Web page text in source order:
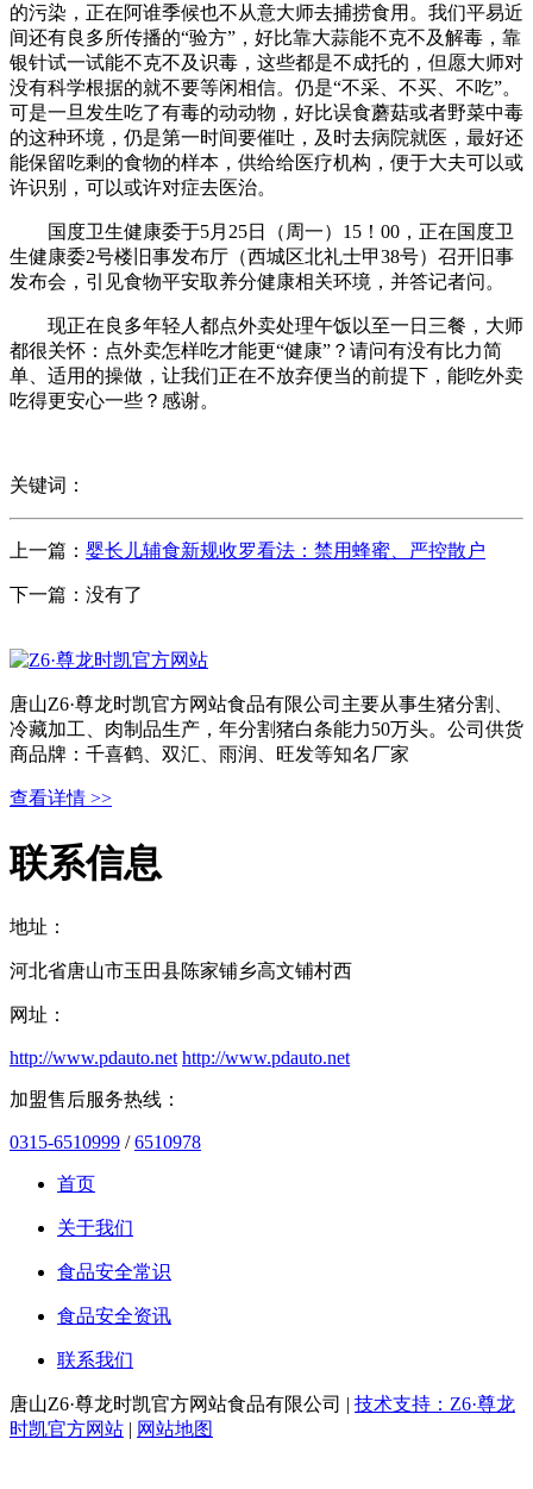
的污染，正在阿谁季候也不从意大师去捕捞食用。我们平易近
间还有良多所传播的“验方”，好比靠大蒜能不克不及解毒，靠
银针试一试能不克不及识毒，这些都是不成托的，但愿大师对
没有科学根据的就不要等闲相信。仍是“不采、不买、不吃”。
可是一旦发生吃了有毒的动动物，好比误食蘑菇或者野菜中毒
的这种环境，仍是第一时间要催吐，及时去病院就医，最好还
能保留吃剩的食物的样本，供给给医疗机构，便于大夫可以或
许识别，可以或许对症去医治。
国度卫生健康委于5月25日（周一）15！00，正在国度卫
生健康委2号楼旧事发布厅（西城区北礼士甲38号）召开旧事
发布会，引见食物平安取养分健康相关环境，并答记者问。
现正在良多年轻人都点外卖处理午饭以至一日三餐，大师
都很关怀：点外卖怎样吃才能更“健康”？请问有没有比力简
单、适用的操做，让我们正在不放弃便当的前提下，能吃外卖
吃得更安心一些？感谢。
关键词：
上一篇： 婴长儿辅食新规收罗看法：禁用蜂蜜、严控散户
下一篇：没有了
唐山Z6·尊龙时凯官方网站食品有限公司主要从事生猪分割、
冷藏加工、肉制品生产，年分割猪白条能力50万头。公司供货
商品牌：千喜鹤、双汇、雨润、旺发等知名厂家
查看详情 >>
联系信息
地址：
河北省唐山市玉田县陈家铺乡高文铺村西
网址：
http://www.pdauto.net http://www.pdauto.net
加盟售后服务热线：
0315-6510999 /6510978
首页
关于我们
食品安全常识
食品安全资讯
联系我们
唐山Z6·尊龙时凯官方网站食品有限公司 | 技术支持：Z6·尊龙
时凯官方网站 | 网站地图